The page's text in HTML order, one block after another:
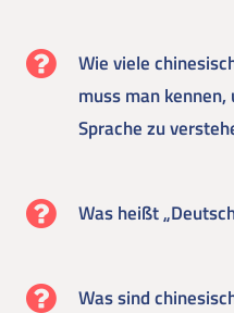
Wie viele
muss man
Sprache zu
Was heißt
Was sind